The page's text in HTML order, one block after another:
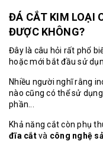
ĐÁ CẮT KIM LOẠI
ĐƯỢC KHÔNG?
Đây là câu hỏi rất phổ
hoặc mới bắt đầu sử
Nhiều người nghĩ rằng
nào cũng có thể sử
phần...
Khả năng cắt còn phụ
đĩa cắtvà công nghệ